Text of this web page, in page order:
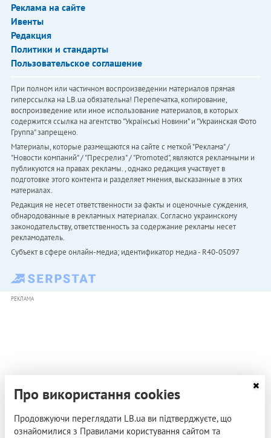
Реклама на сайте
Ивенты
Редакция
Политики и стандарты
Пользовательское соглашение
При полном или частичном воспроизведении материалов прямая
гиперссылка на LB.ua обязательна! Перепечатка, копирование,
воспроизведение или иное использование материалов, в которых
содержится ссылка на агентство "Українськi Новини" и "Украинская Фото
Группа" запрещено.
Материалы, которые размещаются на сайте с меткой "Реклама" /
"Новости компаний" / "Пресрелиз" / "Promoted", являются рекламными и
публикуются на правах рекламы. , однако редакция участвует в
подготовке этого контента и разделяет мнения, высказанные в этих
материалах.
Редакция не несет ответственности за факты и оценочные суждения,
обнародованные в рекламных материалах. Согласно украинскому
законодательству, ответственность за содержание рекламы несет
рекламодатель.
Субъект в сфере онлайн-медиа; идентификатор медиа - R40-05097
РЕКЛАМА
Про використання cookies
Продовжуючи переглядати LB.ua ви підтверджуєте, що
ознайомилися з Правилами користування сайтом та